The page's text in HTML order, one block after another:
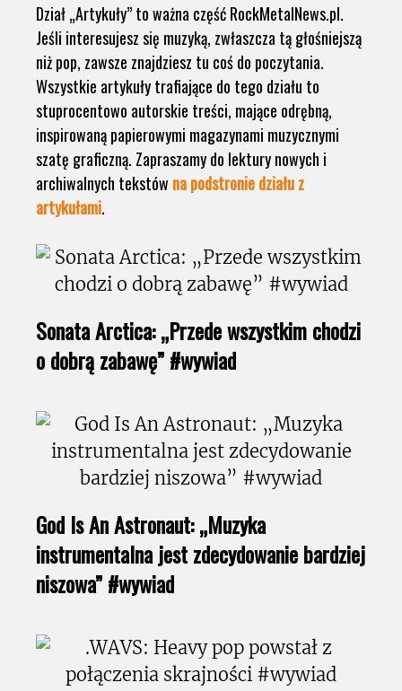
Dział „Artykuły” to ważna część RockMetalNews.pl.
Jeśli interesujesz się muzyką, zwłaszcza tą głośniejszą
niż pop, zawsze znajdziesz tu coś do poczytania.
Wszystkie artykuły trafiające do tego działu to
stuprocentowo autorskie treści, mające odrębną,
inspirowaną papierowymi magazynami muzycznymi
szatę graficzną. Zapraszamy do lektury nowych i
archiwalnych tekstów na podstronie działu z
artykułami.
Sonata Arctica: „Przede wszystkim chodzi
o dobrą zabawę” #wywiad
God Is An Astronaut: „Muzyka
instrumentalna jest zdecydowanie bardziej
niszowa” #wywiad